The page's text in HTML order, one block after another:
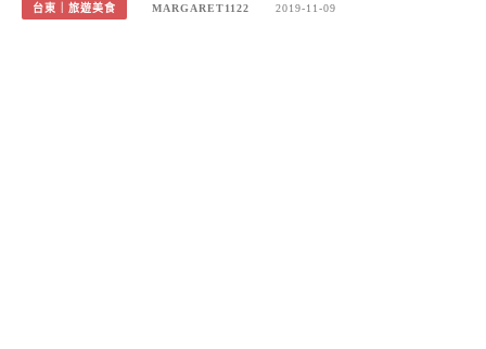
台東｜旅遊美食 MARGARET1122 2019-11-09